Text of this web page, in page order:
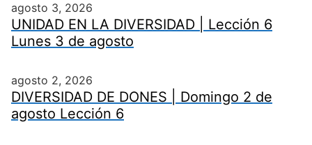
agosto 3, 2026
UNIDAD EN LA DIVERSIDAD | Lección 6
Lunes 3 de agosto
agosto 2, 2026
DIVERSIDAD DE DONES | Domingo 2 de
agosto Lección 6